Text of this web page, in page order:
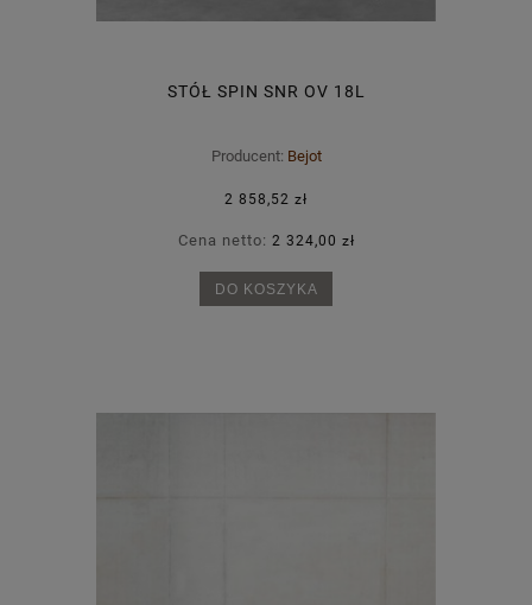
STÓŁ SPIN SNR OV 18L
Producent: Bejot
2 858,52 zł
Cena netto: 2 324,00 zł
DO KOSZYKA